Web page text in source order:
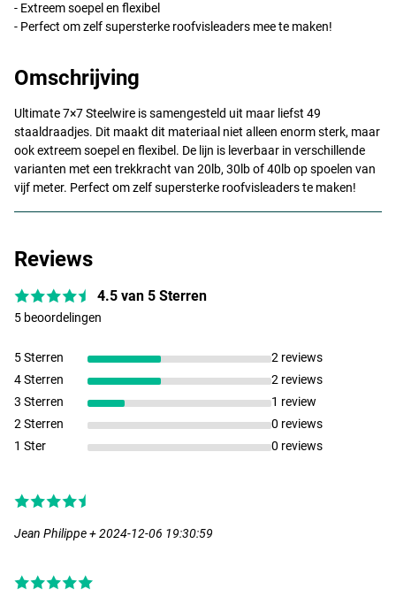
- Extreem soepel en flexibel
- Perfect om zelf supersterke roofvisleaders mee te maken!
Omschrijving
Ultimate 7×7 Steelwire is samengesteld uit maar liefst 49
staaldraadjes. Dit maakt dit materiaal niet alleen enorm sterk, maar
ook extreem soepel en flexibel. De lijn is leverbaar in verschillende
varianten met een trekkracht van 20lb, 30lb of 40lb op spoelen van
vijf meter. Perfect om zelf supersterke roofvisleaders te maken!
Reviews
4.5 van 5 Sterren
5 beoordelingen
5 Sterren
2 reviews
4 Sterren
2 reviews
3 Sterren
1 review
2 Sterren
0 reviews
1 Ster
0 reviews
Jean Philippe + 2024-12-06 19:30:59